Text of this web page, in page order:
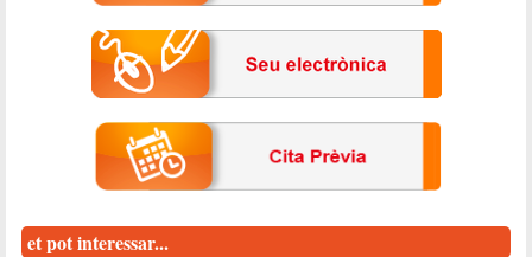
et pot interessar...